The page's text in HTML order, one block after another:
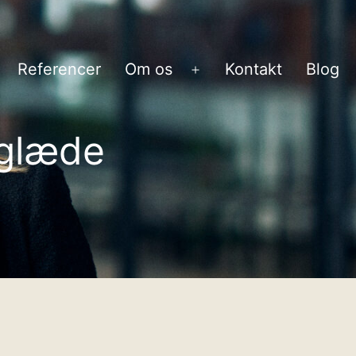
Referencer Om os
Åbn
menu
Kontakt Blog